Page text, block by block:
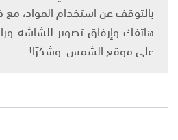
بالتوقف عن استخدام المواد،
هاتفك وإرفاق تصوير للشاشة
على موقع الشمس. وشكرًا!